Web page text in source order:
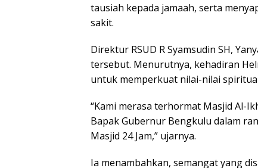
tausiah kepada jamaah, serta
sakit.
Direktur RSUD R Syamsudin SH,
tersebut. Menurutnya, kehadiran
untuk memperkuat nilai-nilai
“Kami merasa terhormat Masjid Al-
Bapak Gubernur Bengkulu dalam
Masjid 24 Jam,” ujarnya.
Ia menambahkan, semangat yang